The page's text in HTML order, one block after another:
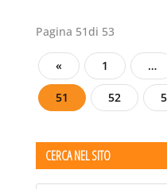
Pagina 51di 53
« 1 …
51 52
CERCA NEL SITO